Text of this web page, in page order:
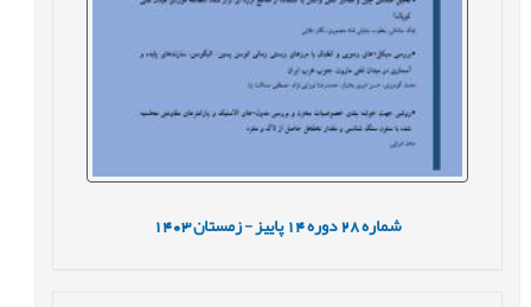
شماره28 دوره14 پاییز - زمستان1403